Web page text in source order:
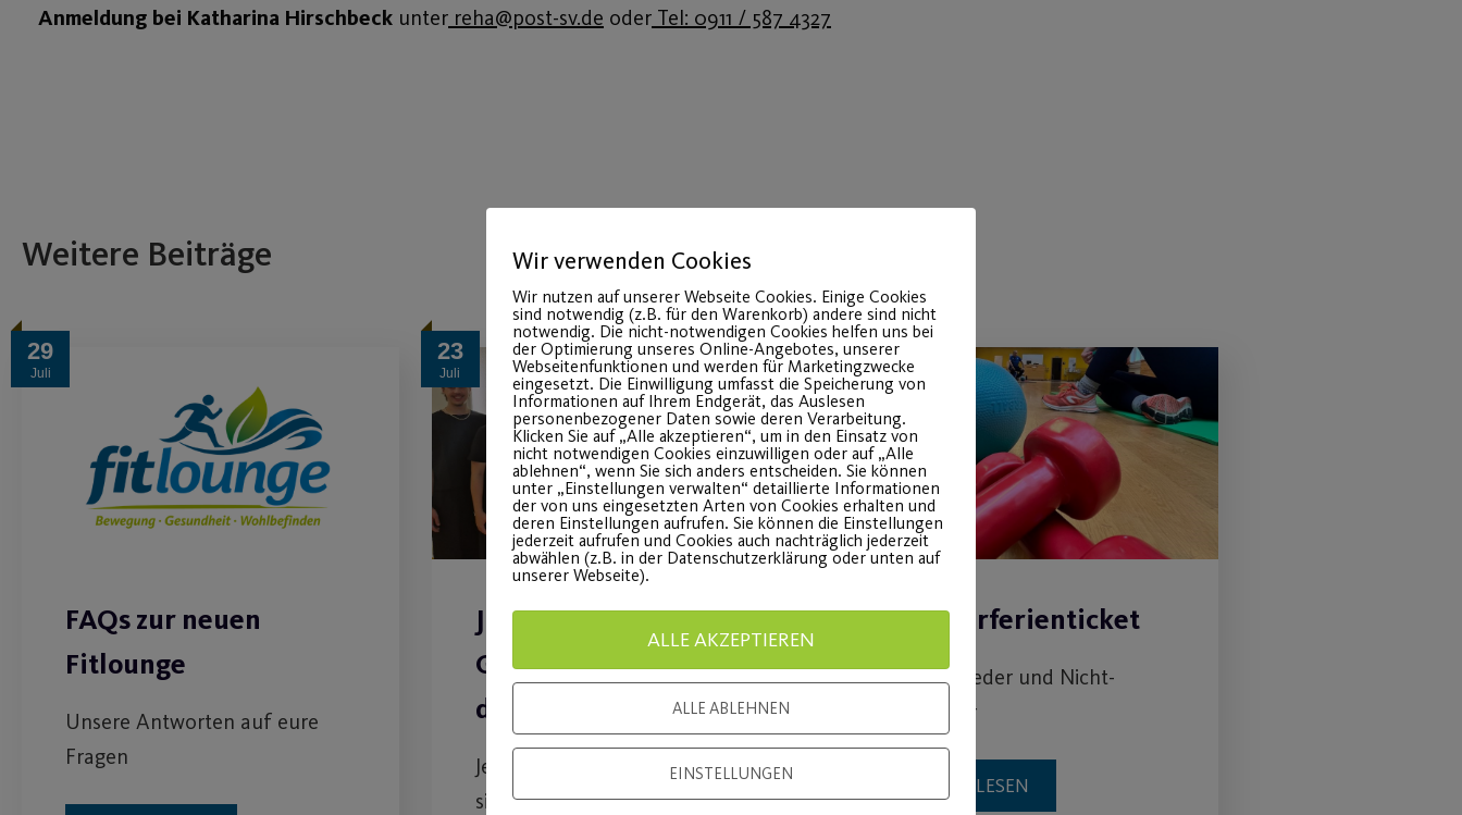
Anmeldung bei Katharina Hirschbeck unter reha@post-sv.de oder Tel: 0911 / 587 4327
Weitere Beiträge
29
Juli
FAQs zur neuen
Fitlounge
Unsere Antworten auf eure
Fragen
23
Juli
JEDER MENSCH –
Große Tanzshows in
der Stadthalle Fürth!
Jetzt noch schnell Tickets
sichern!
22
Juli
Sommerferienticket
Für Mitglieder und Nicht-
Mitglieder
WEITERLESEN
Wir verwenden Cookies
Wir nutzen auf unserer Webseite Cookies. Einige Cookies
sind notwendig (z.B. für den Warenkorb) andere sind nicht
notwendig. Die nicht-notwendigen Cookies helfen uns bei
der Optimierung unseres Online-Angebotes, unserer
Webseitenfunktionen und werden für Marketingzwecke
eingesetzt. Die Einwilligung umfasst die Speicherung von
Informationen auf Ihrem Endgerät, das Auslesen
personenbezogener Daten sowie deren Verarbeitung.
Klicken Sie auf „Alle akzeptieren“, um in den Einsatz von
nicht notwendigen Cookies einzuwilligen oder auf „Alle
ablehnen“, wenn Sie sich anders entscheiden. Sie können
unter „Einstellungen verwalten“ detaillierte Informationen
der von uns eingesetzten Arten von Cookies erhalten und
deren Einstellungen aufrufen. Sie können die Einstellungen
jederzeit aufrufen und Cookies auch nachträglich jederzeit
abwählen (z.B. in der Datenschutzerklärung oder unten auf
unserer Webseite).
ALLE AKZEPTIEREN
ALLE ABLEHNEN
EINSTELLUNGEN